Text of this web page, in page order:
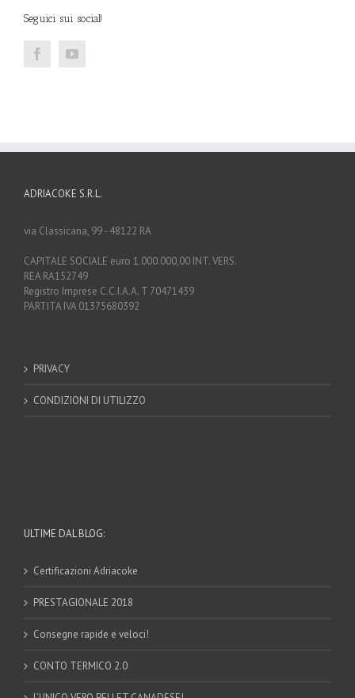
Seguici sui social!
ADRIACOKE S.R.L.
via Classicana, 99 - 48122 RA
CAPITALE SOCIALE euro 1.000.000,00 INT. VERS.
REA RA152749
Registro Imprese C.C.I.A.A. T 70471439
PARTITA IVA 01375680392
PRIVACY
CONDIZIONI DI UTILIZZO
ULTIME DAL BLOG:
Certificazioni Adriacoke
PRESTAGIONALE 2018
Consegne rapide e veloci!
CONTO TERMICO 2.0